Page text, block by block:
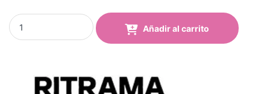
Vinilo Ácido Ritrama PTF (Imprimible, efecto 2 caras) DUSTED
Añadir al carrito